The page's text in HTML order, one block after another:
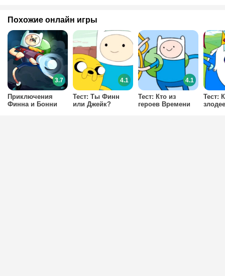
Похожие онлайн игры
Приключения
Финна и Бонни
3.7
Тест: Ты Финн
или Джейк?
4.1
Тест: Кто из
героев Времени
4.1
Тест: